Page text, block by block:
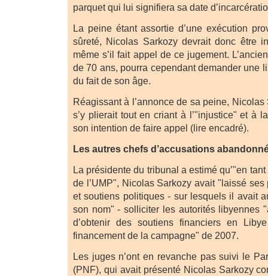
parquet qui lui signifiera sa date
La peine étant assortie d’une exécution
sûreté, Nicolas Sarkozy devrait donc être
même s’il fait appel de ce jugement.
de 70 ans, pourra cependant demander une
du fait de son âge.
Réagissant à l’annonce de sa peine, Nicolas
s’y plierait tout en criant à l’"injustice" et à
son intention de faire appel (lire encadré).
Les autres chefs d’accusations
La présidente du tribunal a estimé qu’"en
de l’UMP", Nicolas Sarkozy avait "laissé
et soutiens politiques - sur lesquels il avait
son nom" - solliciter les autorités libyennes
d’obtenir des soutiens financiers en
financement de la campagne" de 2007.
Les juges n’ont en revanche pas suivi le
(PNF), qui avait présenté Nicolas Sarkozy